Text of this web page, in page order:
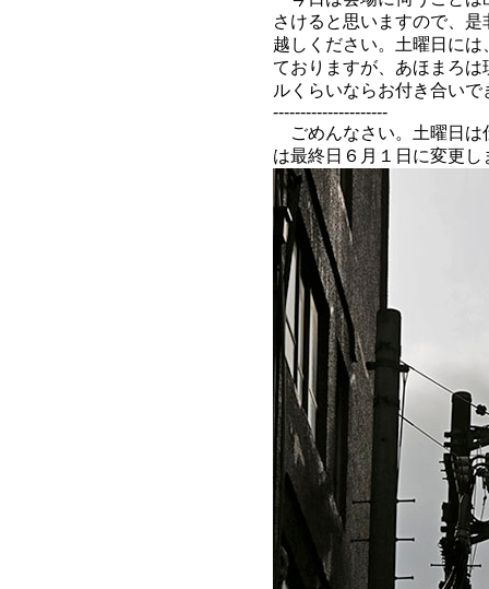
さけると思いますので、是
越しください。土曜日に
ておりますが、あほまろ
ルくらいならお付き合いで
---------------------
ごめんなさい。土曜日は
は最終日６月１日に変更